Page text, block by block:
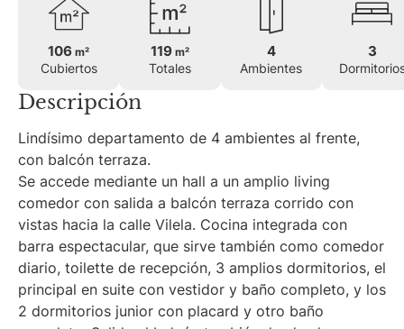
106m²
Cubiertos
119 m²
Totales
4
Ambientes
3
Descripción
Lindísimo departamento de 4 ambientes al frente,
con balcón terraza.
Se accede mediante un hall a un amplio living
comedor con salida a balcón terraza corrido con
vistas hacia la calle Vilela. Cocina integrada con
barra espectacular, que sirve también como comedor
diario, toilette de recepción, 3 amplios dormitorios, el
principal en suite con vestidor y baño completo, y los
2 dormitorios junior con placard y otro baño